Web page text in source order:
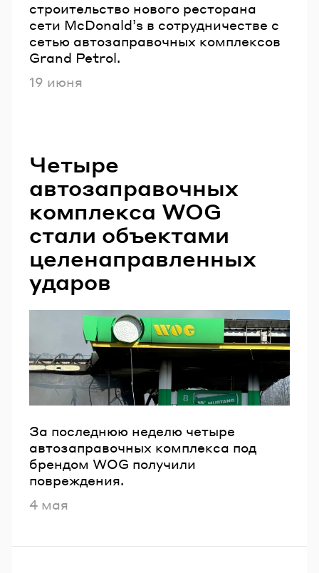
строительство нового ресторана
сети McDonaldʼs в сотрудничестве с
сетью автозаправочных комплексов
Grand Petrol.
Опубликовано
19 июня
Четыре
автозаправочных
комплекса WOG
стали объектами
целенаправленных
ударов
За последнюю неделю четыре
автозаправочных комплекса под
брендом WOG получили
повреждения.
Опубликовано
4 мая